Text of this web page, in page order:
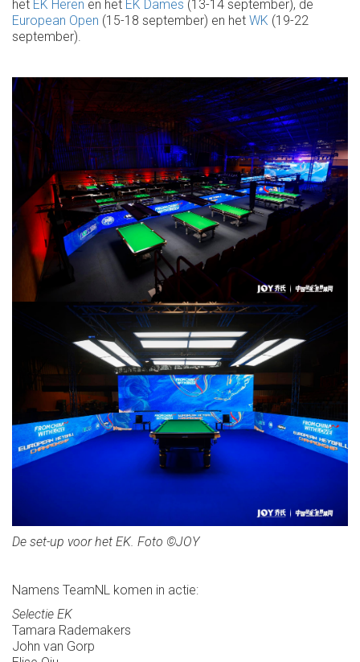
het EK Heren en het EK Dames (13-14 september), de
European Open (15-18 september) en het WK (19-22
september).
De set-up voor het EK. Foto ©JOY
Namens TeamNL komen in actie:
Selectie EK
Tamara Rademakers
John van Gorp